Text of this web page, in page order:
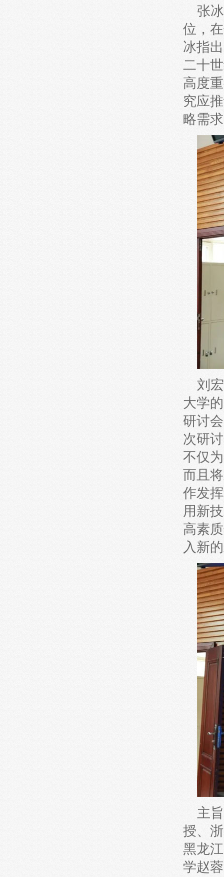
张
位，
冰指
二十
高度
究应
略需
刘
大学
研讨
次研
不仅
而且
作发
用新
高素
入新
主
授、
黑龙
学赵